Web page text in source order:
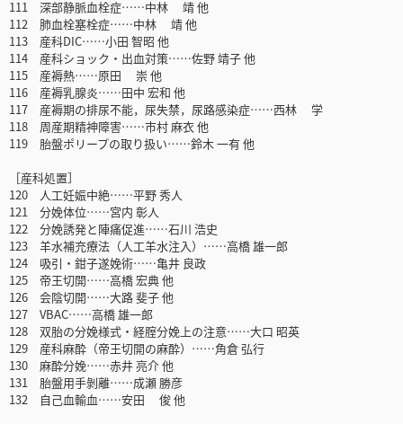
111 深部静脈血栓症……中林 靖 他
112 肺血栓塞栓症……中林 靖 他
113 産科DIC……小田 智昭 他
114 産科ショック・出血対策……佐野 靖子 他
115 産褥熱……原田 崇 他
116 産褥乳腺炎……田中 宏和 他
117 産褥期の排尿不能，尿失禁，尿路感染症……西林 学
118 周産期精神障害……市村 麻衣 他
119 胎盤ポリープの取り扱い……鈴木 一有 他
［産科処置］
120 人工妊娠中絶……平野 秀人
121 分娩体位……宮内 彰人
122 分娩誘発と陣痛促進……石川 浩史
123 羊水補充療法（人工羊水注入）……高橋 雄一郎
124 吸引・鉗子遂娩術……亀井 良政
125 帝王切開……高橋 宏典 他
126 会陰切開……大路 斐子 他
127 VBAC……高橋 雄一郎
128 双胎の分娩様式・経腟分娩上の注意……大口 昭英
129 産科麻酔（帝王切開の麻酔）……角倉 弘行
130 麻酔分娩……赤井 亮介 他
131 胎盤用手剝離……成瀬 勝彦
132 自己血輸血……安田 俊 他